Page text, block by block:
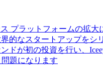
プラットフォームの拡大
的なスタートアップを
ドが初の投資を行い、
題になります